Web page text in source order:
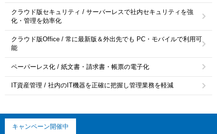
クラウド版セキュリティ / サーバーレスで社内セキュリティを強
化・管理を効率化
クラウド版Office / 常に最新版＆外出先でも PC・モバイルで利用可
能
ペーパーレス化 / 紙文書・請求書・帳票の電子化
IT資産管理 / 社内のIT機器を正確に把握し管理業務を軽減
キャンペーン開催中